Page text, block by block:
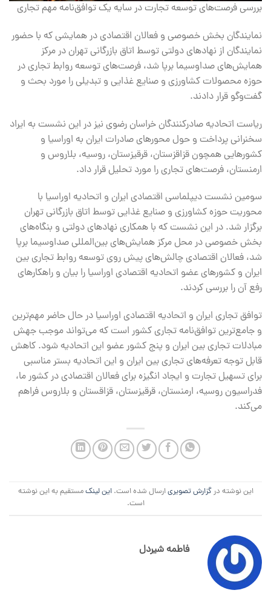
بررسی فرصت‌های توسعه تجارت در سایه یک توافق‌نامه مهم تجاری
نمایندگان بخش خصوصی و فعالان اقتصادی در همایشی که با حضور
نمایندگان از نهادهای دولتی توسط اتاق بازرگانی تهران در مرکز
همایش‌های صداوسیما برپا شد، فرصت‌های توسعه روابط تجاری در
حوزه محصولات کشاورزی و صنایع غذایی و تبدیلی را مورد بحث و
گفت‌وگو قرار دادند.
ریاست اتحادیه صادرکنندگان خراسان رضوی نیز در این نشست به ایراد
سخنرانی پرداخت و حول محورهای صادرات ایران به اوراسیا و
کشورهایی همچون قزاقزستان، قرقیزستان، روسیه، بلاروس و
ارمنستان، فرصت‌های تجاری را مورد تحلیل قرار داد.
سومین نشست دیپلماسی اقتصادی ایران و اتحادیه اوراسیا با
محوریت حوزه کشاورزی و صنایع غذایی توسط اتاق بازرگانی تهران
برگزار شد. در این نشست که با همکاری نهادهای دولتی و بنگاه‌های
بخش خصوصی در محل مرکز همایش‌های بین‌المللی صداوسیما برپا
شد، فعالان اقتصادی چالش‌های پیش روی توسعه روابط تجاری بین
ایران و کشورهای عضو اتحادیه اقتصادی اوراسیا را بیان و راهکارهای
رفع آن را بررسی کردند.
توافق تجاری ایران و اتحادیه اقتصادی اوراسیا در حال حاضر مهم‌ترین
و جامع‌ترین توافق‌نامه تجاری کشور است که می‌تواند موجب جهش
مبادلات تجاری بین ایران و پنج کشور عضو این اتحادیه شود. کاهش
قابل توجه تعرفه‌های تجاری بین ایران و این اتحادیه بستر مناسبی
برای تسهیل تجارت و ایجاد انگیزه برای فعالان اقتصادی در کشور ما،
فدراسیون روسیه، ارمنستان، قرقیزستان، قزاقستان و بلاروس فراهم
می‌کند.
این نوشته درگزارش تصویریارسال شده است.این لینکمستقیم به این نوشته
است.
فاطمه شیردل